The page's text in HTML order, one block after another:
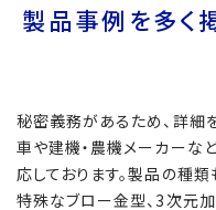
製品事例を多く
秘密義務があるため、詳細
車や建機・農機メーカーな
応しております。製品の種
特殊なブロー金型、3次元